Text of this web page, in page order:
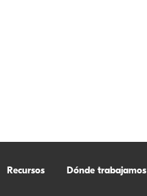
Recursos Dónde trabajamos